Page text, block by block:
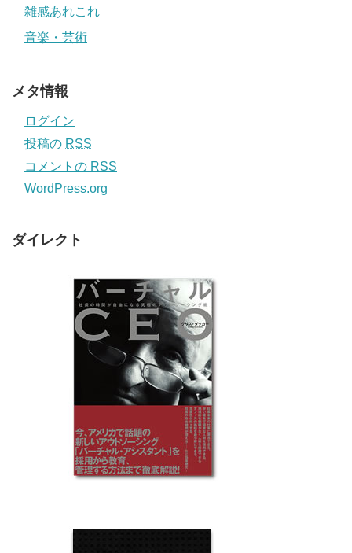
雑感あれこれ
音楽・芸術
メタ情報
ログイン
投稿の RSS
コメントの RSS
WordPress.org
ダイレクト